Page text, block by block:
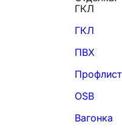
ГКЛ
ГКЛ
ПВХ
Профлист
OSB
Вагонка